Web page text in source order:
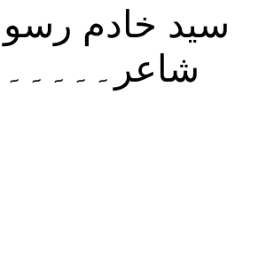
سید خادم